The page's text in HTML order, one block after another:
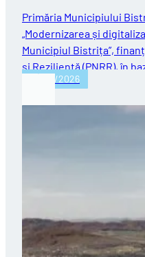
Primăria Municipiului
„Modernizarea și
Municipiul Bistrița”,
și Reziliență (PNRR), în
30/07/2026